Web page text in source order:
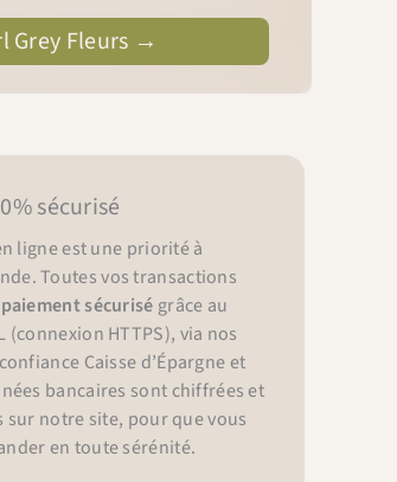
Grey Fleurs →
sécurisé
ligne est une priorité à
Toutes vos transactions
paiement sécurisé grâce au
(connexion HTTPS), via nos
Caisse d’Épargne et
bancaires sont chiffrées et
sur notre site, pour que vous
en toute sérénité.